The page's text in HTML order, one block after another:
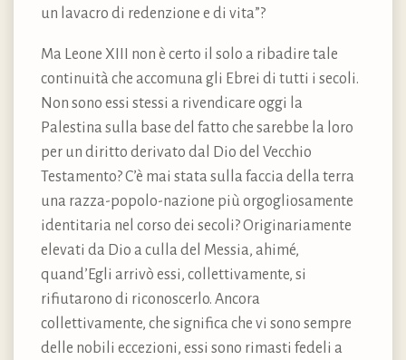
un lavacro di redenzione e di vita”?
Ma Leone XIII non è certo il solo a ribadire tale
continuità che accomuna gli Ebrei di tutti i secoli.
Non sono essi stessi a rivendicare oggi la
Palestina sulla base del fatto che sarebbe la loro
per un diritto derivato dal Dio del Vecchio
Testamento? C’è mai stata sulla faccia della terra
una razza-popolo-nazione più orgogliosamente
identitaria nel corso dei secoli? Originariamente
elevati da Dio a culla del Messia, ahimé,
quand’Egli arrivò essi, collettivamente, si
rifiutarono di riconoscerlo. Ancora
collettivamente, che significa che vi sono sempre
delle nobili eccezioni, essi sono rimasti fedeli a